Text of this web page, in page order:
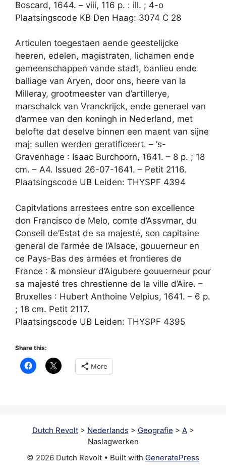
Boscard, 1644. – viii, 116 p. : ill. ; 4-o
Plaatsingscode KB Den Haag: 3074 C 28
Articulen toegestaen aende geestelijcke
heeren, edelen, magistraten, lichamen ende
gemeenschappen vande stadt, banlieu ende
balliage van Aryen, door ons, heere van la
Milleray, grootmeester van d’artillerye,
marschalck van Vranckrijck, ende generael van
d’armee van den koningh in Nederland, met
belofte dat deselve binnen een maent van sijne
maj: sullen werden geratificeert. – ‘s-
Gravenhage : Isaac Burchoorn, 1641. – 8 p. ; 18
cm. – A4. Issued 26-07-1641. – Petit 2116.
Plaatsingscode UB Leiden: THYSPF 4394
Capitvlations arrestees entre son excellence
don Francisco de Melo, comte d’Assvmar, du
Conseil de’Estat de sa majesté, son capitaine
general de l’armée de l’Alsace, gouuerneur en
ce Pays-Bas des armées et frontieres de
France : & monsieur d’Aigubere gouuerneur pour
sa majesté tres chrestienne de la ville d’Aire. –
Bruxelles : Hubert Anthoine Velpius, 1641. – 6 p.
; 18 cm. Petit 2117.
Plaatsingscode UB Leiden: THYSPF 4395
Share this:
More
Dutch Revolt> Nederlands > Geografie > A>
Naslagwerken
© 2026 Dutch Revolt • Built with GeneratePress